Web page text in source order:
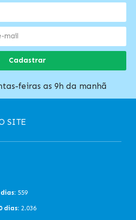
Cadastrar
feiras as 9h da manhã
SITE
559
dias: 2.036